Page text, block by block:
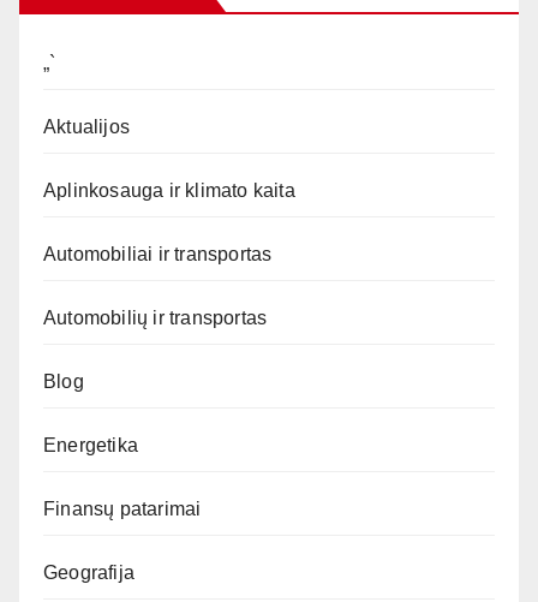
„`
Aktualijos
Aplinkosauga ir klimato kaita
Automobiliai ir transportas
Automobilių ir transportas
Blog
Energetika
Finansų patarimai
Geografija